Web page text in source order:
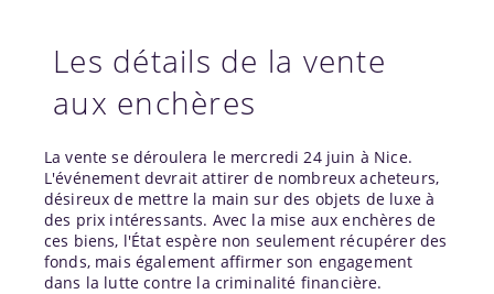
Les détails de la vente
aux enchères
La vente se déroulera le mercredi 24 juin à Nice.
L'événement devrait attirer de nombreux acheteurs,
désireux de mettre la main sur des objets de luxe à
des prix intéressants. Avec la mise aux enchères de
ces biens, l'État espère non seulement récupérer des
fonds, mais également affirmer son engagement
dans la lutte contre la criminalité financière.